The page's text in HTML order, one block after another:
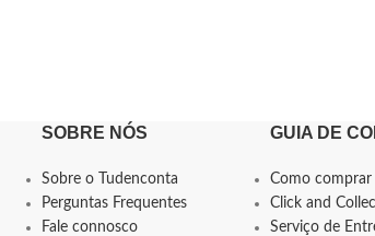
SOBRE NÓS
Sobre o Tudenconta
Perguntas Frequentes
Fale connosco
GUIA DE
Como comprar
Click and
Serviço de